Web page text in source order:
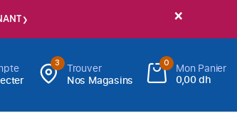
×
3
Trouver
Nos Magasins
0
Mon Panier
0,00 dh